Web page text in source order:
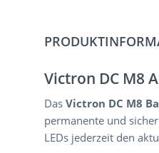
Victron DC M8
Das Victron DC M8
permanente und
LEDs jederzeit den